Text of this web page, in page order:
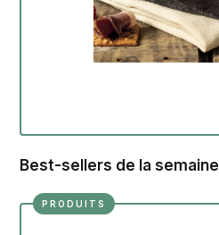
Best-sellers de la semaine
PRODUITS